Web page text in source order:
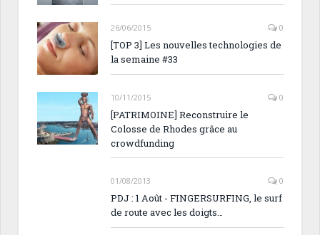
26/06/2015 0
[TOP 3] Les nouvelles technologies de
la semaine #33
10/11/2015 0
[PATRIMOINE] Reconstruire le
Colosse de Rhodes grâce au
crowdfunding
01/08/2013 0
PDJ : 1 Août - FINGERSURFING, le surf
de route avec les doigts…